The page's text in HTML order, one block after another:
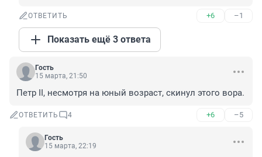
ОТВЕТИТЬ +6 –1
Показать ещё 3 ответа
Гость
15 марта, 21:50
Петр II, несмотря на юный возраст, скинул этого вора.
ОТВЕТИТЬ 4 +6 –5
Гость
15 марта, 22:19